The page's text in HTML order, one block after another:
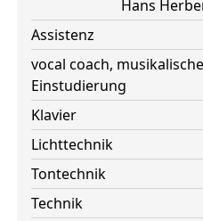
Hans
Assistenz
vocal coach, musikalische
Einstudierung
Klavier
Lichttechnik
Tontechnik
Technik